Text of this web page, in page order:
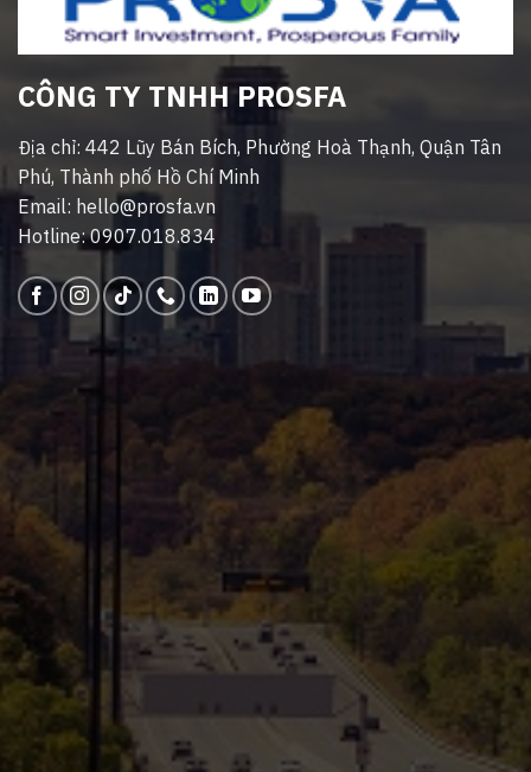
CÔNG TY TNHH PROSFA
Địa chỉ: 442 Lũy Bán Bích, Phường Hoà Thạnh, Quận Tân
Phú, Thành phố Hồ Chí Minh
Email: hello@prosfa.vn
Hotline: 0907.018.834